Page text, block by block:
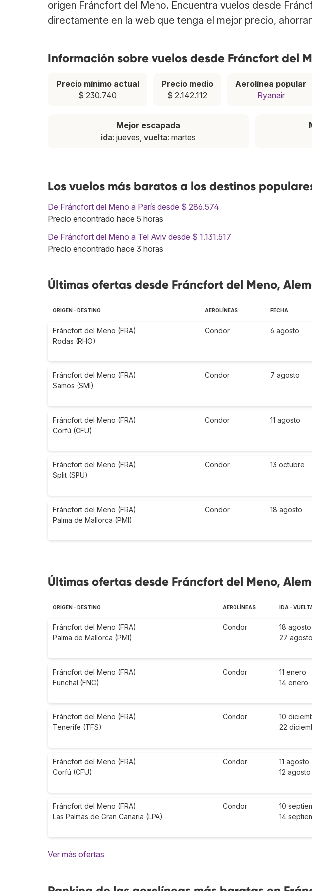
origen Fráncfort del Meno. Encuentra vuelos desde
directamente en la web que tenga el mejor precio,
Información sobre vuelos desde Fráncfort del
Precio mínimo actual
$ 230.740
Precio medio
$ 2.142.112
Aerolínea popular
Ryanair
Mejor escapada
ida: jueves,vuelta: martes
Los vuelos más baratos a los destinos
De Fráncfort del Meno a París desde $ 286.574
Precio encontrado hace 5 horas
De Fráncfort del Meno a Tel Aviv desde $ 1.131.517
Precio encontrado hace 3 horas
Últimas ofertas desde Fráncfort del Meno,
ORIGEN - DESTINO AEROLÍNEAS FECHA
Fráncfort del Meno (FRA)
Rodas (RHO)
Condor 6 agosto
Fráncfort del Meno (FRA)
Samos (SMI)
Condor 7 agosto
Fráncfort del Meno (FRA)
Corfú (CFU)
Condor 11 agosto
Fráncfort del Meno (FRA)
Split (SPU)
Condor 13 octubre
Fráncfort del Meno (FRA)
Palma de Mallorca (PMI)
Condor 18 agosto
Últimas ofertas desde Fráncfort del Meno,
ORIGEN - DESTINO AEROLÍNEAS IDA -
Fráncfort del Meno (FRA)
Palma de Mallorca (PMI)
Condor
18 agosto
27 agosto
Fráncfort del Meno (FRA)
Funchal (FNC)
Condor
11 enero
14 enero
Fráncfort del Meno (FRA)
Tenerife (TFS)
Condor
10
22
Fráncfort del Meno (FRA)
Corfú (CFU)
Condor
11 agosto
12 agosto
Fráncfort del Meno (FRA)
Las Palmas de Gran Canaria (LPA)
Condor
10
14
Ver más ofertas